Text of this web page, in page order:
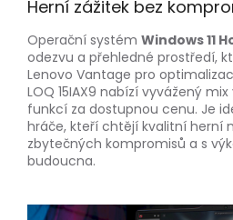
Herní zážitek bez
Operační systém Windows 11
odezvu a přehledné prostředí,
Lenovo Vantage pro
LOQ 15IAX9 nabízí vyvážený
funkcí za dostupnou cenu. Je
hráče, kteří chtějí kvalitní herní
zbytečných kompromisů a s
budoucna.